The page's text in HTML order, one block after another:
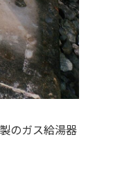
のガス給湯器